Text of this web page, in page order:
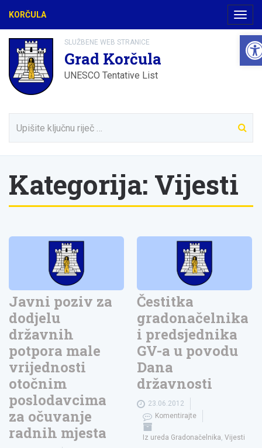
KORČULA
SLUŽBENE WEB STRANICE
Grad Korčula
UNESCO Tentative List
Kategorija: Vijesti
Javni poziv za
dodjelu
državnih
potpora male
vrijednosti
otočnim
poslodavcima
za očuvanje
radnih mjesta
Čestitka
gradonačelnika
i predsjednika
GV-a u povodu
Dana
državnosti
23.06.2012
Komentirajte
Iz ureda Gradonačelnika,Vijesti